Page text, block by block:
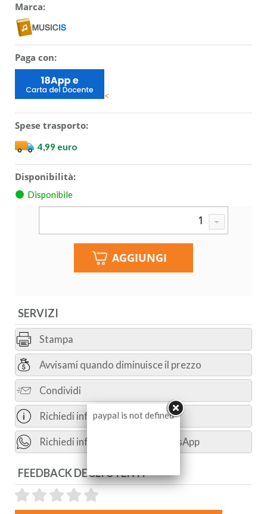
Marca:
Paga con:
<
Spese trasporto:
4,99 euro
Disponibilità:
Disponibile
SERVIZI
Stampa
Avvisami quando diminuisce il prezzo
Condividi
Richiedi informazioni
Richiedi informazioni con WhatsApp
FEEDBACK DEGLI UTENTI
paypal is not defined